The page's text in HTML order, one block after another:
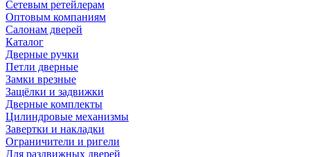
Сетевым ретейлерам
Оптовым компаниям
Салонам дверей
Каталог
Дверные ручки
Петли дверные
Замки врезные
Защёлки и задвижки
Дверные комплекты
Цилиндровые механизмы
Завертки и накладки
Ограничители и ригели
Для раздвижных дверей